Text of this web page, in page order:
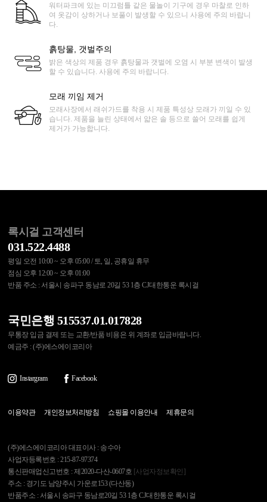
워터파크에 있는 미끄럼틀 같은 물놀이 기구에 경우 마찰로 인하
여 옷감이 상하거나 보풀이 발생할 수 있으니 사용에 주의 바랍니
다.
흙탕물, 갯벌주의
밝은 색상의 제품 경우 흙탕물과 갯벌에 오염 시 부분 변색이 발생
할 수 있습니다. 사용에 주의 바랍니다.
모래 끼임 제거
모래사장에서 래쉬가드를 착용 시 제품 특성상 모래가 끼일 수 있
습니다. 제품을 늘린 상태에서 얇은 솔 등으로 쓸어 모래를 쉽게
제거가 가능합니다.
록시걸 고객센터
031.522.4488
평일 오전 10:00 ~ 오후 05:00 / 토, 일, 공휴일 휴무
점심 오후 12:00 ~ 오후 01:00
반품 주소 : 서울시 송파구 동남로 20길 53 1층 CJ대한통운 록시걸
국민은행 515537.01.017828
무통장 입금 결제 또는 교환/반품 비용은 위 계좌로 입금바랍니다.
예금주 : (주)에스에이코리아
Instargram Facebook
이용약관 개인정보처리방침 쇼핑몰 이용안내 제휴문의
(주)에스에이코리아 대표이사 : 송수아
사업자등록번호 : 215-87-97374
통신판매업신고번호 : 제2020-다산-0607호 [사업자정보확인]
주소 : 경기도 남양주시 가운로153 (다산동)
반품주소 : 서울시 송파구 동남로20길 53 1층 CJ대한통운 록시걸